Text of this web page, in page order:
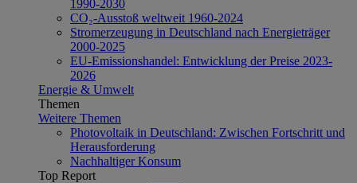
1990-2030
CO₂-Ausstoß weltweit 1960-2024
Stromerzeugung in Deutschland nach Energieträger
2000-2025
EU-Emissionshandel: Entwicklung der Preise 2023-
2026
Energie & Umwelt
Themen
Weitere Themen
Photovoltaik in Deutschland: Zwischen Fortschritt und
Herausforderung
Nachhaltiger Konsum
Top Report